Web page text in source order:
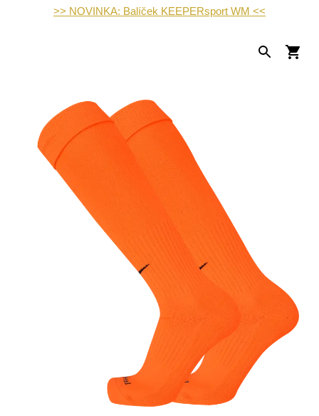
>> NOVINKA: Balíček KEEPERsport WM <<